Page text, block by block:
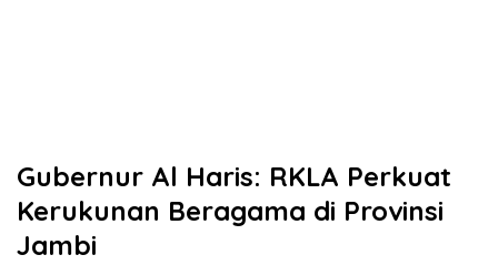
Gubernur Al Haris: RKLA Perkuat
Kerukunan Beragama di Provinsi
Jambi